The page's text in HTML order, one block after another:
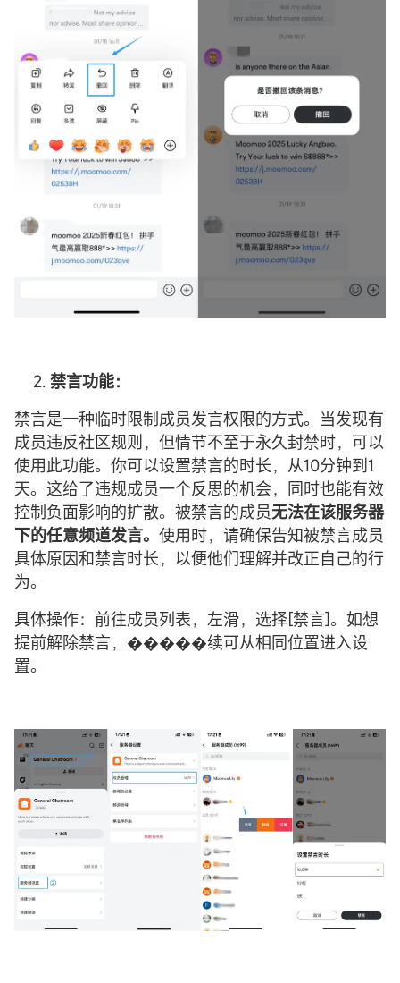
禁言功能：
禁言是一种临时限制成员发言权限的方式。当发现有
成员违反社区规则，但情节不至于永久封禁时，可以
使用此功能。你可以设置禁言的时长，从10分钟到1
天。这给了违规成员一个反思的机会，同时也能有效
控制负面影响的扩散。被禁言的成员无法在该服务器
下的任意频道发言。 使用时，请确保告知被禁言成员
具体原因和禁言时长，以便他们理解并改正自己的行
为。
具体操作：前往成员列表，左滑，选择[禁言]。如想
提前解除禁言，�����续可从相同位置进入设
置。